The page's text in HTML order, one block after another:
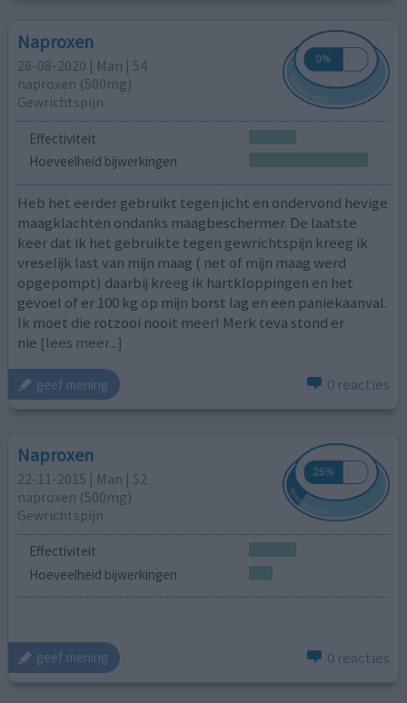
Naproxen
26-08-2020 | Man | 54
naproxen (500mg)
Gewrichtspijn
Effectiviteit
Hoeveelheid bijwerkingen
Heb het eerder gebruikt tegen jicht en ondervond hevige
maagklachten ondanks maagbeschermer. De laatste
keer dat ik het gebruikte tegen gewrichtspijn kreeg ik
vreselijk last van mijn maag ( net of mijn maag werd
opgepompt) daarbij kreeg ik hartkloppingen en het
gevoel of er 100 kg op mijn borst lag en een paniekaanval.
Ik moet die rotzooi nooit meer! Merk teva stond er
nie [lees meer...]
geef mening 0 reacties
Naproxen
22-11-2015 | Man | 52
naproxen (500mg)
Gewrichtspijn
Effectiviteit
Hoeveelheid bijwerkingen
geef mening 0 reacties